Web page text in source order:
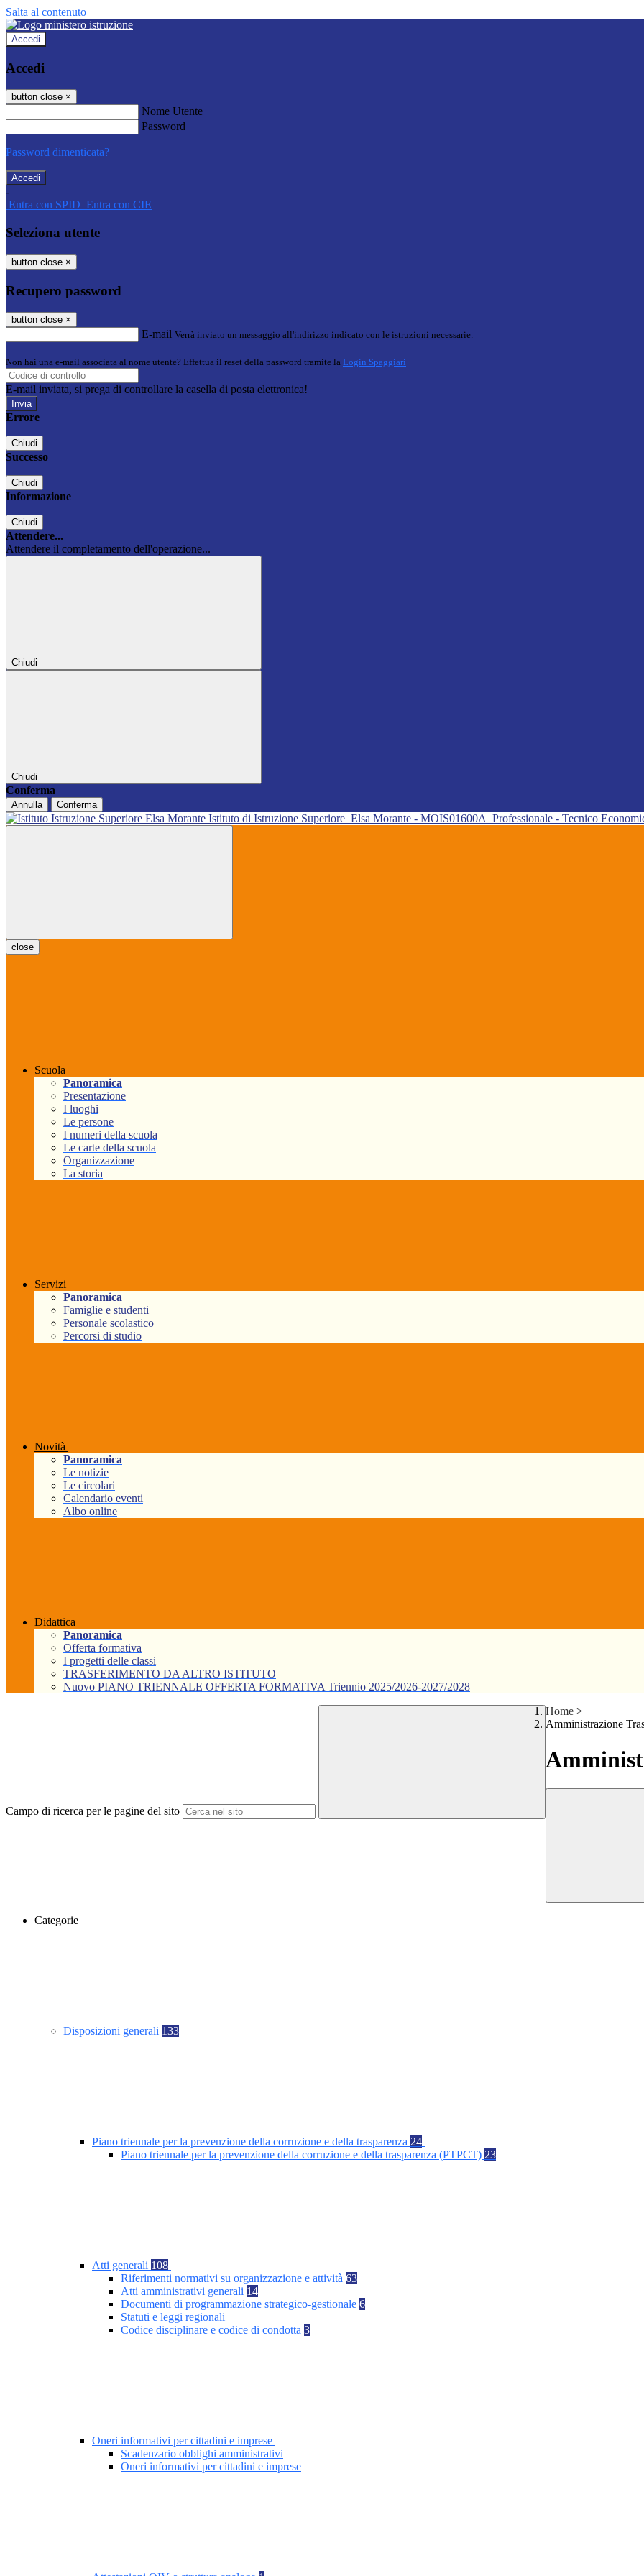
Salta al contenuto
Accedi
Accedi
button close ×
Nome Utente
Password
Password dimenticata?
-
Entra con SPID Entra con CIE
Seleziona utente
button close ×
Recupero password
button close ×
E-mail Verrà inviato un messaggio all'indirizzo indicato con le istruzioni necessarie.
Non hai una e-mail associata al nome utente? Effettua il reset della password tramite la Login Spaggiari
E-mail inviata, si prega di controllare la casella di posta elettronica!
Errore
Chiudi
Successo
Chiudi
Informazione
Chiudi
Attendere...
Attendere il completamento dell'operazione...
Chiudi
Chiudi
Conferma
Annulla Conferma
Istituto di Istruzione Superiore Elsa Morante - MOIS01600A Professionale - Tecnico
close
Scuola
Panoramica
Presentazione
I luoghi
Le persone
I numeri della scuola
Le carte della scuola
Organizzazione
La storia
Servizi
Panoramica
Famiglie e studenti
Personale scolastico
Percorsi di studio
Novità
Panoramica
Le notizie
Le circolari
Calendario eventi
Albo online
Didattica
Panoramica
Offerta formativa
I progetti delle classi
TRASFERIMENTO DA ALTRO ISTITUTO
Nuovo PIANO TRIENNALE OFFERTA FORMATIVA Triennio 2025/2026-2027/2028
Campo di ricerca per le pagine del sito
Home >
Amministrazione
Categorie
Disposizioni generali 133
Piano triennale per la prevenzione della corruzione e della trasparenza 24
Piano triennale per la prevenzione della corruzione e della trasparenza (PTPCT) 23
Atti generali 108
Riferimenti normativi su organizzazione e attività 63
Atti amministrativi generali 14
Documenti di programmazione strategico-gestionale 6
Statuti e leggi regionali
Codice disciplinare e codice di condotta 3
Oneri informativi per cittadini e imprese
Scadenzario obblighi amministrativi
Oneri informativi per cittadini e imprese